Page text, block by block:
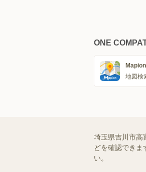
ONE
Mapion
地図検
埼玉県吉川市高
どを確認でき
い。